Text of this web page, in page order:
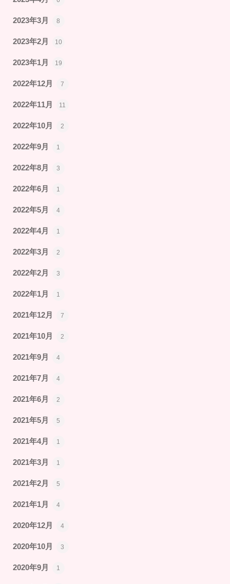
2023年3月 8
2023年2月 10
2023年1月 19
2022年12月 7
2022年11月 11
2022年10月 2
2022年9月 1
2022年8月 3
2022年6月 1
2022年5月 4
2022年4月 1
2022年3月 2
2022年2月 3
2022年1月 1
2021年12月 7
2021年10月 2
2021年9月 4
2021年7月 4
2021年6月 2
2021年5月 5
2021年4月 1
2021年3月 1
2021年2月 5
2021年1月 4
2020年12月 4
2020年10月 3
2020年9月 1